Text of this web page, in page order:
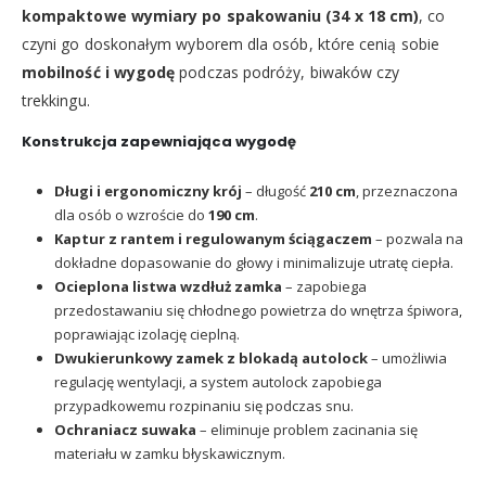
kompaktowe wymiary po spakowaniu (34 x 18 cm), co
czyni go doskonałym wyborem dla osób, które cenią sobie
mobilność i wygodę podczas podróży, biwaków czy
trekkingu.
Konstrukcja zapewniająca wygodę
Długi i ergonomiczny krój – długość 210 cm, przeznaczona
dla osób o wzroście do 190 cm.
Kaptur z rantem i regulowanym ściągaczem – pozwala na
dokładne dopasowanie do głowy i minimalizuje utratę ciepła.
Ocieplona listwa wzdłuż zamka – zapobiega
przedostawaniu się chłodnego powietrza do wnętrza śpiwora,
poprawiając izolację cieplną.
Dwukierunkowy zamek z blokadą autolock– umożliwia
regulację wentylacji, a system autolock zapobiega
przypadkowemu rozpinaniu się podczas snu.
Ochraniacz suwaka – eliminuje problem zacinania się
materiału w zamku błyskawicznym.